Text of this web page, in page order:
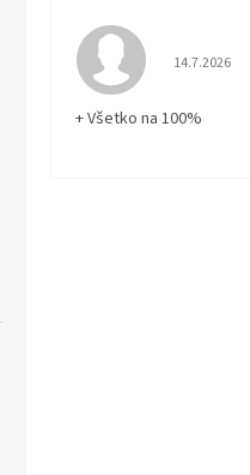
14.7.2026
+ Všetko na 100%